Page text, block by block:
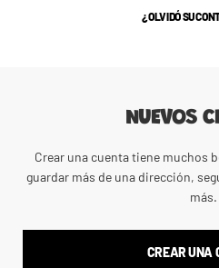
¿OLVIDÓ SU
NUEVOS
Crear una cuenta tiene muchos
guardar más de una dirección,
más.
CREAR UNA